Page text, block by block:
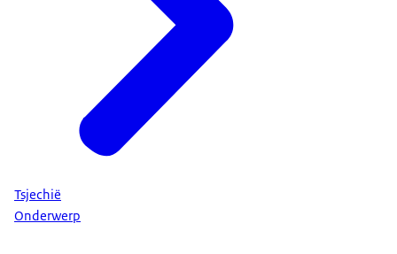
Tsjechië
Onderwerp